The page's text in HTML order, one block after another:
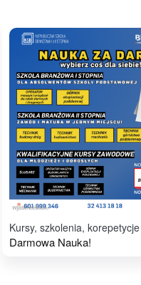
Kursy, szkolenia, korepetycje
Darmowa Nauka!